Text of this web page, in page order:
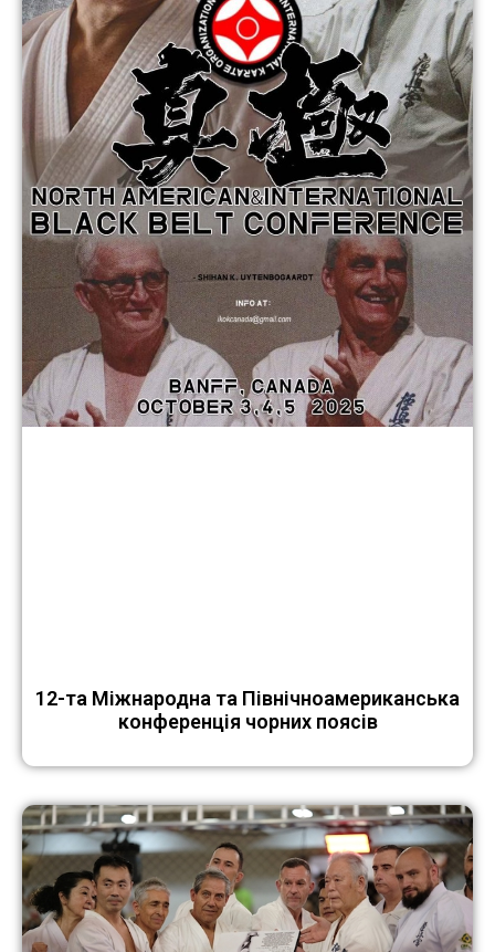
12-та Міжнародна та Північноамериканська
конференція чорних поясів